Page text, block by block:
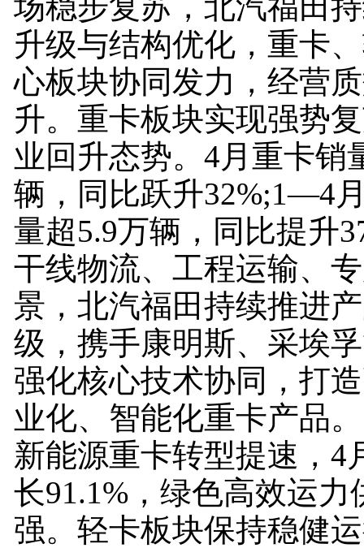
升级与结构优化，重卡
心板块协同发力，经营
升。重卡板块实现强势
业回升态势。4月重卡销
辆，同比跃升32%;1—4
量超5.9万辆，同比提升
干线物流、工程运输、
景，北汽福田持续推进
级，携手康明斯、采埃
强化核心技术协同，打
业化、智能化重卡产品
新能源重卡转型提速，4
长91.1%，绿色高效运力
强。轻卡板块保持稳健